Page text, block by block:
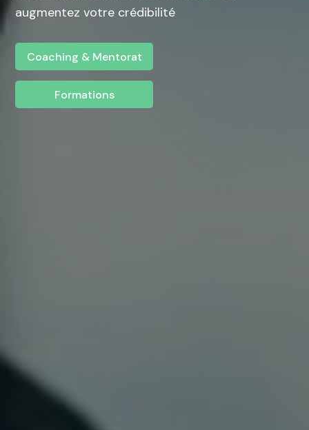
augmentez votre crédibilité
Coaching & Mentorat
Formations